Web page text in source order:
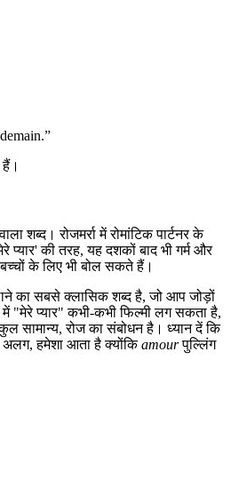
”
शब्द। रोजमर्रा में रोमांटिक पार्टनर के
प्यार' की तरह, यह दशकों बाद भी गर्म और
बच्चों के लिए भी बोल सकते हैं।
का सबसे क्लासिक शब्द है, जो आप जोड़ों
"मेरे प्यार" कभी-कभी फिल्मी लग सकता है,
सामान्य, रोज का संबोधन है। ध्यान दें कि
अलग, हमेशा आता है क्योंकिamourपुल्लिंग